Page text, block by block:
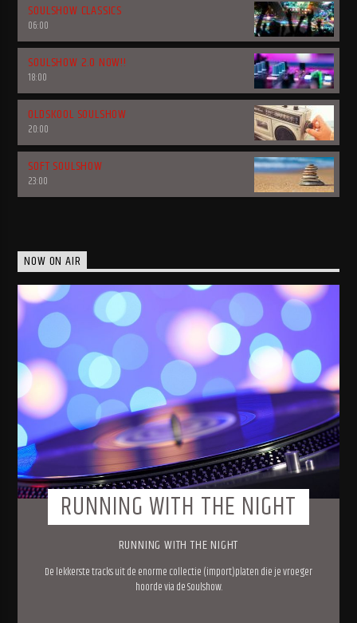
SOULSHOW CLASSICS
06:00
SOULSHOW 2.0 NOW!!
18:00
OLDSKOOL SOULSHOW
20:00
SOFT SOULSHOW
23:00
NOW ON AIR
RUNNING WITH THE NIGHT
RUNNING WITH THE NIGHT
De lekkerste tracks uit de enorme collectie (import)platen die je vroeger
hoorde via de Soulshow.